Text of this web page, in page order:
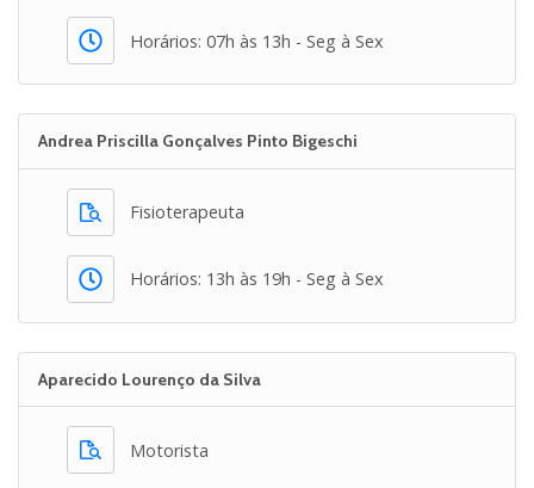
Horários: 07h às 13h - Seg à Sex
Andrea Priscilla Gonçalves Pinto Bigeschi
Fisioterapeuta
Horários: 13h às 19h - Seg à Sex
Aparecido Lourenço da Silva
Motorista